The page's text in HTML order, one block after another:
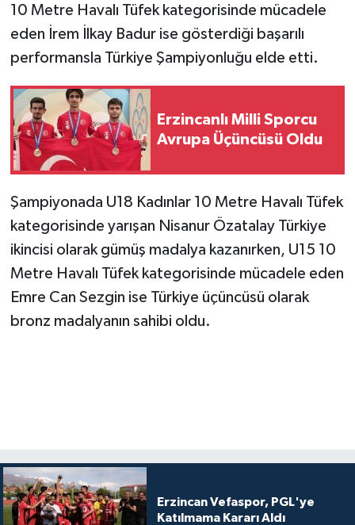
10 Metre Havalı Tüfek kategorisinde mücadele
eden İrem İlkay Badur ise gösterdiği başarılı
performansla Türkiye Şampiyonluğu elde etti.
Erzincanlı Milli Sporcu
Avrupa Üçüncüsü Oldu
Şampiyonada U18 Kadınlar 10 Metre Havalı Tüfek
kategorisinde yarışan Nisanur Özatalay Türkiye
ikincisi olarak gümüş madalya kazanırken, U15 10
Metre Havalı Tüfek kategorisinde mücadele eden
Emre Can Sezgin ise Türkiye üçüncüsü olarak
bronz madalyanın sahibi oldu.
Erzincan Vefaspor, PGL'ye
Katılmama Kararı Aldı